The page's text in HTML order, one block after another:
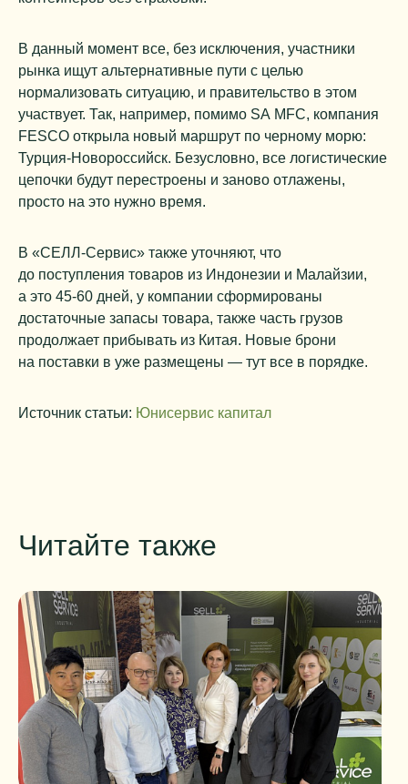
В данный момент все, без исключения, участники
рынка ищут альтернативные пути с целью
нормализовать ситуацию, и правительство в этом
участвует. Так, например, помимо SA MFC, компания
FESCO открыла новый маршрут по черному морю:
Турция-Новороссийск. Безусловно, все логистические
цепочки будут перестроены и заново отлажены,
просто на это нужно время.
В «СЕЛЛ-Сервис» также уточняют, что
до поступления товаров из Индонезии и Малайзии,
а это 45-60 дней, у компании сформированы
достаточные запасы товара, также часть грузов
продолжает прибывать из Китая. Новые брони
на поставки в уже размещены — тут все в порядке.
Источник статьи: Юнисервис капитал
Читайте также